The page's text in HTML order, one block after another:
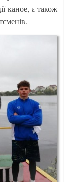
каное, а також